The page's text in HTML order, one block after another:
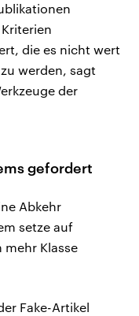
die es nicht wert
werden, sagt
der
gefordert
Abkehr
setze auf
Klasse
Fake-Artikel